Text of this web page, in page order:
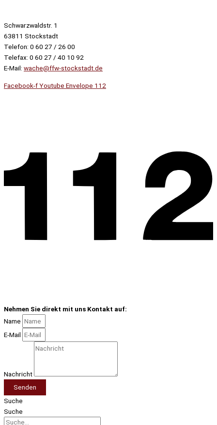
Schwarzwaldstr. 1
63811 Stockstadt
Telefon: 0 60 27 / 26 00
Telefax: 0 60 27 / 40 10 92
E-Mail: wache@ffw-stockstadt.de
Facebook-fYoutube Envelope 112
Nehmen Sie direkt mit uns Kontakt auf:
Name
E-Mail
Nachricht
Senden
Suche
Suche